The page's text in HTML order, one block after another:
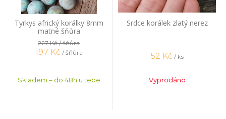
Tyrkys africký korálky 8mm
matné šňůra
227 Kč/ šňůra
197 Kč / šňůra
Skladem – do 48h u tebe
Srdce korálek zlatý nerez
52 Kč / ks
Vyprodáno